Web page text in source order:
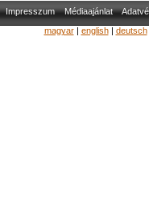
Impresszum Médiaajánlat
magyar| english| deutsch